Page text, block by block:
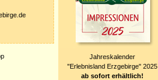
Jahreskalender
"Erlebnisland Erzgebirge" 2025
ab sofort erhältlich!